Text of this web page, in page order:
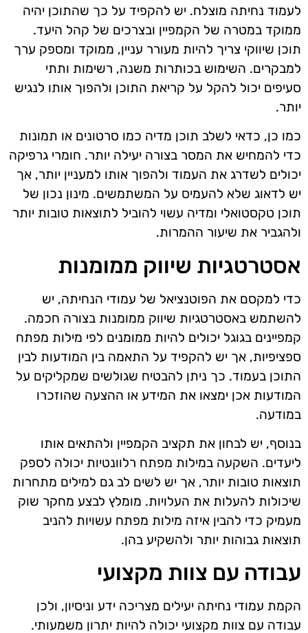
לעמוד נחיתה מוצלח. יש להקפיד על כך שהתוכן יהיה
ממוקד במטרה של הקמפיין ובצרכים של קהל היעד.
תוכן שיווקי צריך להיות מעורר עניין, ממוקד ומספק ערך
למבקרים. השימוש בכותרות משנה, רשימות ותתי
סעיפים יכול להקל על קריאת התוכן ולהפוך אותו לנגיש
יותר.
כמו כן, כדאי לשלב תוכן מדיה כמו סרטונים או תמונות
כדי להמחיש את המסר בצורה יעילה יותר. חומרי גרפיקה
יכולים לשדרג את העמוד ולהפוך אותו למעניין יותר, אך
יש לדאוג שלא להעמיס על המשתמשים. מינון נכון של
תוכן טקסטואלי ומדיה עשוי להוביל לתוצאות טובות יותר
ולהגביר את שיעור ההמרות.
אסטרטגיות שיווק ממומנות
כדי למקסם את הפוטנציאל של עמודי הנחיתה, יש
להשתמש באסטרטגיות שיווק ממומנות בצורה חכמה.
קמפיינים בגוגל יכולים להיות ממומנים לפי מילות מפתח
ספציפיות, אך יש להקפיד על התאמה בין המודעות לבין
התוכן בעמוד. כך ניתן להבטיח שגולשים שמקליקים על
המודעות אכן ימצאו את המידע או ההצעה שהוזכרו
במודעה.
בנוסף, יש לבחון את תקציב הקמפיין ולהתאים אותו
ליעדים. השקעה במילות מפתח רלוונטיות יכולה לספק
תוצאות טובות יותר, אך יש לשים לב גם למילים מתחרות
שיכולות להעלות את העלויות. מומלץ לבצע מחקר שוק
מעמיק כדי להבין איזה מילות מפתח עשויות להניב
תוצאות גבוהות יותר ולהשקיע בהן.
עבודה עם צוות מקצועי
הקמת עמודי נחיתה יעילים מצריכה ידע וניסיון, ולכן
עבודה עם צוות מקצועי יכולה להיות יתרון משמעותי.